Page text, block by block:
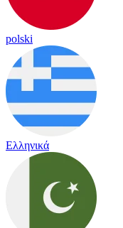
polski
Ελληνικά